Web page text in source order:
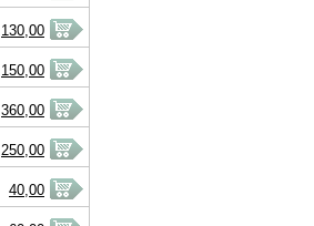
130,00
150,00
360,00
250,00
40,00